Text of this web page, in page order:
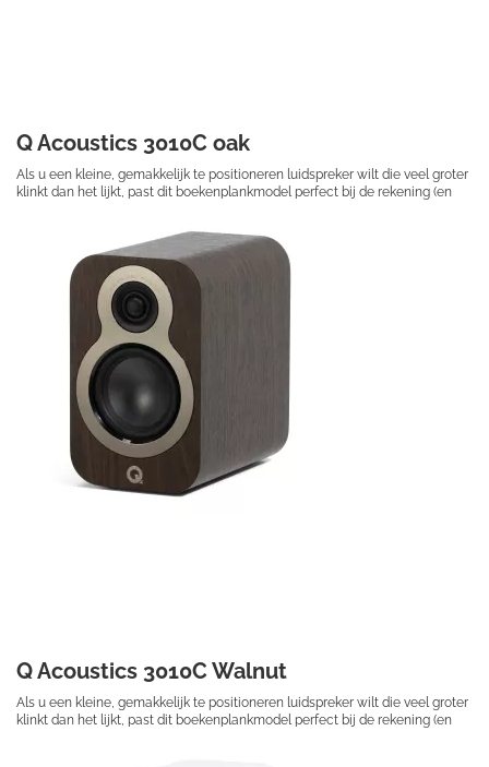
Q Acoustics 3010C oak
Als u een kleine, gemakkelijk te positioneren luidspreker wilt die veel groter
klinkt dan het lijkt, past dit boekenplankmodel perfect bij de rekening (en
Prijs per stuk
Q Acoustics 3010C Walnut
Als u een kleine, gemakkelijk te positioneren luidspreker wilt die veel groter
klinkt dan het lijkt, past dit boekenplankmodel perfect bij de rekening (en